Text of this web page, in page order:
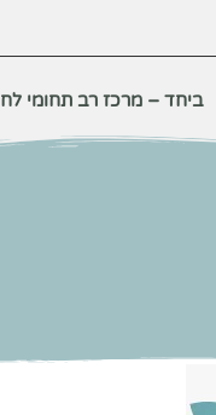
ביחד – מרכז רב תחומי